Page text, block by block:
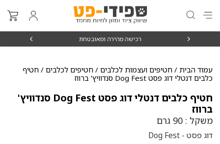
רכישה מהירה ומאובטחת
עמוד הבית / חטיפים ועצמות לכלבים / חטיפים לכלבים / חטיף
כלבים דנטלי דוג פסט Dog Fest סנדוויץ' ברווז
חטיף כלבים דנטלי דוג פסט Dog Fest סנדוויץ'
ברווז
משקל : 90 גרם
דוג פסט - Dog Fest